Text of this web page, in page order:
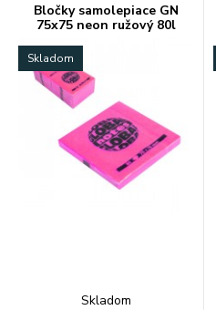
Bločky samolepiace GN
75x75 neon ružový 80l
Skladom
Skladom